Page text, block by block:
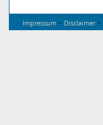
Impressum - Disclaimer-